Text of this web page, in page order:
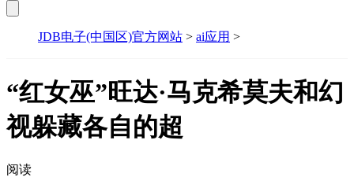
JDB电子(中国区)官方网站 > ai应用 >
“红女巫”旺达·马克希莫夫和幻
视躲藏各自的超
阅读